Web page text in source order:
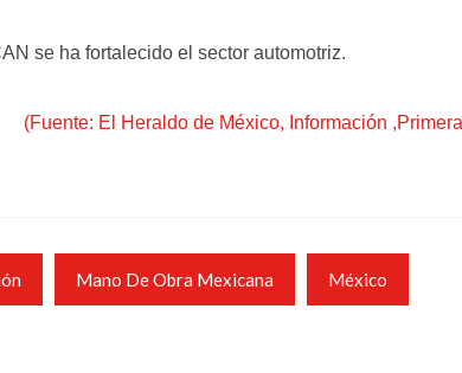
se ha fortalecido el sector automotriz.
(Fuente: El Heraldo de México, Información
Mano De Obra Mexicana México